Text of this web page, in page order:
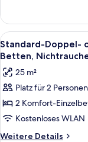
anzeigen
Dreibettzimmer,
Mehrere
Betten,
Nichtraucher
Alle
Fotos
für
Standard-
Doppel-
oder
-
Zweibettzimmer,
6
Standard-Doppel-
Betten,
25 m²
Platz für 2 Personen
2 Komfort-
Kostenloses WLAN
Weitere Details
Weitere